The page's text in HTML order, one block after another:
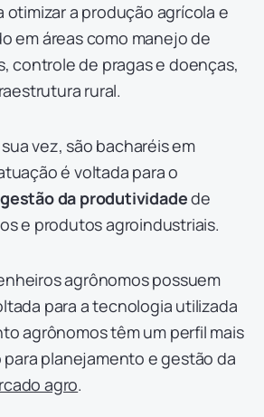
otimizar a produção agrícola e
em áreas como manejo de
controle de pragas e doenças,
rural.
vez, são bacharéis em
é voltada para o
da produtividadede
e produtos agroindustriais.
agrônomos possuem
para a tecnologia utilizada
agrônomos têm um perfil mais
planejamento e gestão da
agro.